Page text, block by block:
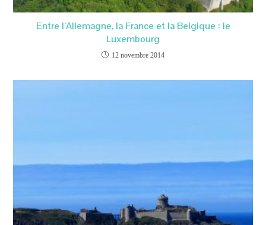
Entre l’Allemagne, la France et la Belgique : le
Luxembourg
12 novembre 2014